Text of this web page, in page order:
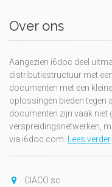
Over ons
Aangezien i6doc deel
distributiestructuur met
documenten met een
oplossingen bieden tegen
documenten zijn vaak
verspreidingsnetwerken,
via i6doc.com. Lees verder
CIACO sc